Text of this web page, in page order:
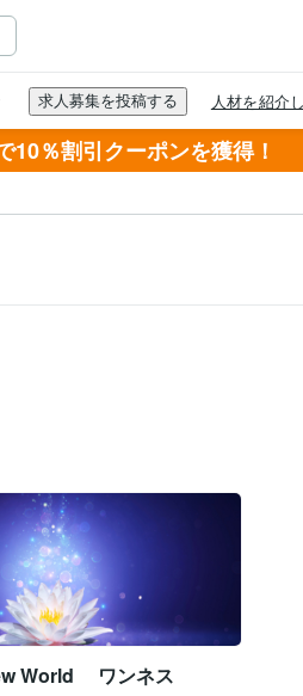
10％割引クーポンを獲得！
World ワンネス